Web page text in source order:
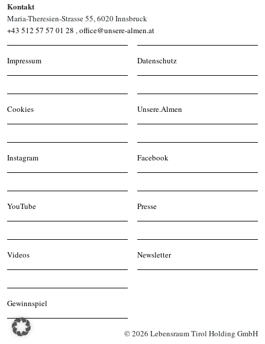
Kontakt
Maria-Theresien-Strasse 55, 6020 Innsbruck
+43 512 57 57 01 28 ,office@unsere-almen.at
Impressum Datenschutz
Cookies Unsere.Almen
Instagram Facebook
YouTube Presse
Videos Newsletter
Gewinnspiel
© 2026 Lebensraum Tirol Holding GmbH